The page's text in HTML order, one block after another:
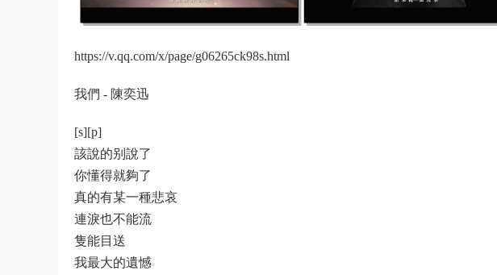
https://v.qq.com/x/page/g06265ck98s.html
我們 - 陳奕迅
[s][p]
該說的别說了
你懂得就夠了
真的有某一種悲哀
連淚也不能流
隻能目送
我最大的遺憾